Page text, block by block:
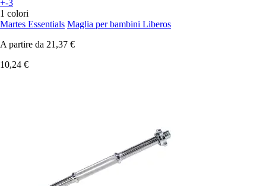
+-3
1 colori
Martes Essentials Maglia per bambini Liberos
A partire da 21,37 €
10,24 €